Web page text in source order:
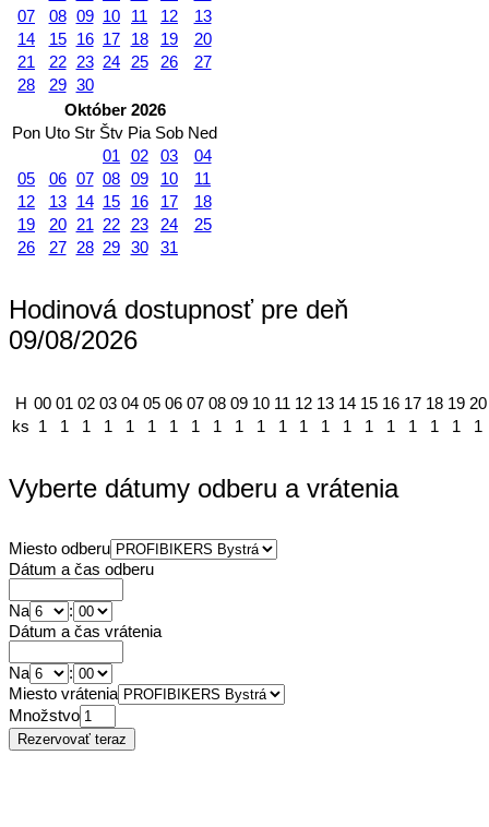
07
08 09 10 11 12
13
14
15 16 17 18 19
20
21
22 23 24 25 26
27
28
29 30
Október 2026
Pon Uto Str Štv Pia Sob Ned
01
02 03
04
05
06 07 08 09 10
11
12
13 14 15 16 17
18
19
20 21 22 23 24
25
26
27 28 29 30 31
Hodinová dostupnosť pre deň
09/08/2026
H 00 01 02 03 04 05 06 07 08 09 10 11 12 13 14 15 16 17 18 19 20
ks 1 1 1 1 1 1 1 1 1 1 1 1 1 1 1 1 1 1 1 1 1
Vyberte dátumy odberu a vrátenia
Miesto odberu
Dátum a čas odberu
Na
:
Dátum a čas vrátenia
Na
:
Miesto vrátenia
Množstvo